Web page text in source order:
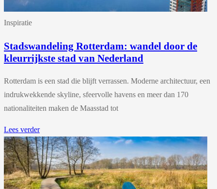
Inspiratie
Stadswandeling Rotterdam: wandel door de
kleurrijkste stad van Nederland
Rotterdam is een stad die blijft verrassen. Moderne architectuur, een
indrukwekkende skyline, sfeervolle havens en meer dan 170
nationaliteiten maken de Maasstad tot
Lees verder